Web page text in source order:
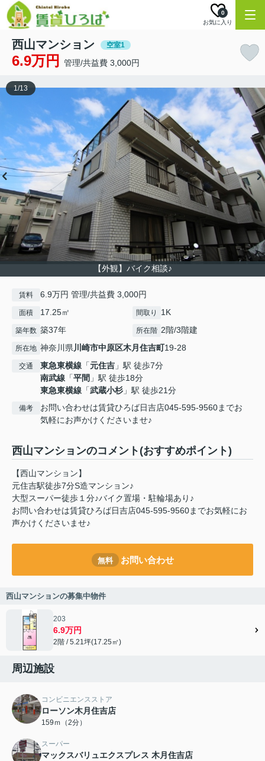
お気に入り
0
西山マンション 空室1
6.9万円 管理/共益費 3,000円
【外観】バイク相談♪
1/13
賃料 6.9万円 管理/共益費 3,000円
面積 17.25㎡ 間取り 1K
築年数 築37年 所在階 2階/3階建
所在地 神奈川県川崎市中原区木月住吉町19-28
交通 東急東横線 「元住吉 」駅 徒歩7分
南武線 「平間 」駅 徒歩18分
東急東横線 「武蔵小杉 」駅 徒歩21分
備考
お問い合わせは賃貸ひろば日吉店045-595-9560までお
気軽にお声かけくださいませ♪
西山マンションのコメント(おすすめポイント)
【西山マンション】
元住吉駅徒歩7分S造マンション♪
大型スーパー徒歩１分♪バイク置場・駐輪場あり♪
お問い合わせは賃貸ひろば日吉店045-595-9560までお気軽にお
声かけくださいませ♪
無料 お問い合わせ
西山マンションの募集中物件
203
6.9万円
2階 / 5.21坪(17.25㎡)
周辺施設
コンビニエンスストア
ローソン木月住吉店
159ｍ（2分）
スーパー
マックスバリュエクスプレス 木月住吉店